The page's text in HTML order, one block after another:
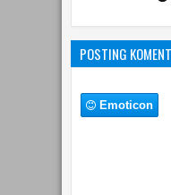
POSTING
Emoticon